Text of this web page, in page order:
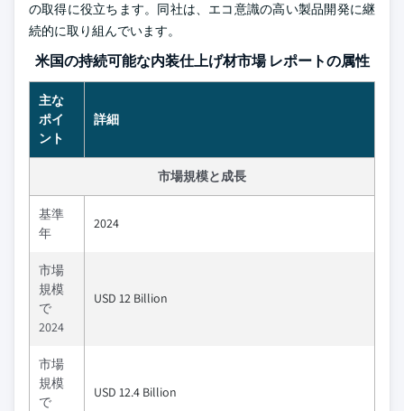
の取得に役立ちます。同社は、エコ意識の高い製品開発に継
続的に取り組んでいます。
米国の持続可能な内装仕上げ材市場 レポートの属性
主な
ポイ
ント
詳細
市場規模と成長
基準
年
2024
市場
規模
で
2024
USD 12 Billion
市場
規模
で
USD 12.4 Billion